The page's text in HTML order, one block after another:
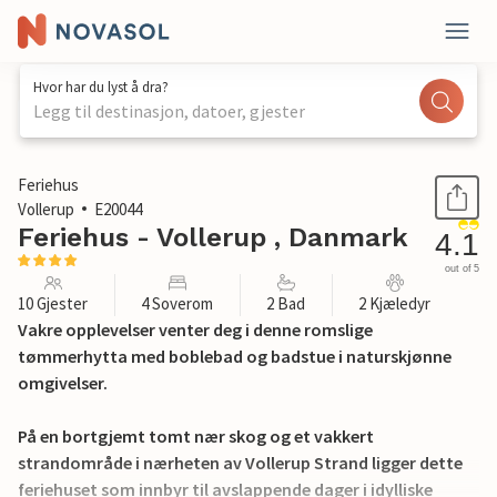
Hvor har du lyst å dra?
Legg til destinasjon, datoer, gjester
1 / 23
Feriehus
Vollerup
E20044
Feriehus - Vollerup , Danmark 4.1
out of 5
10 Gjester 4 Soverom 2 Bad 2 Kjæledyr
Vakre opplevelser venter deg i denne romslige
tømmerhytta med boblebad og badstue i naturskjønne
omgivelser.
På en bortgjemt tomt nær skog og et vakkert
strandområde i nærheten av Vollerup Strand ligger dette
feriehuset som innbyr til avslappende dager i idylliske